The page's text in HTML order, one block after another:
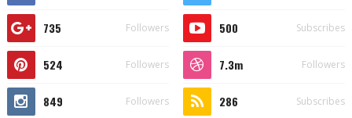
735 Followers 500 Subscribes
524 Followers 7.3m Followers
849 Followers 286 Subscribes